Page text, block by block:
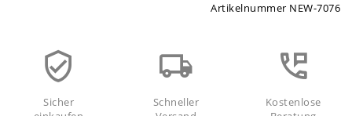
Artikelnummer NEW-7076
Sicher
Schneller
Kostenlose